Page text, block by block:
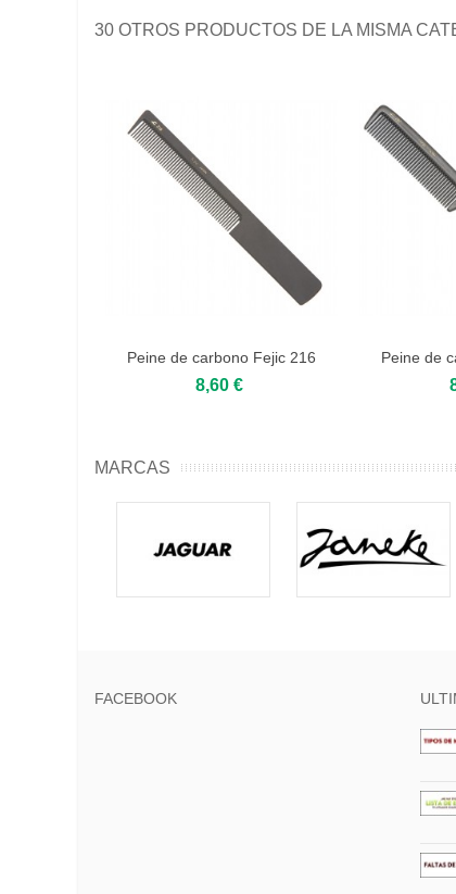
30 OTROS PRODUCTOS DE LA MISMA
Peine de carbono Fejic 216
8,60 €
Peine de
MARCAS
FACEBOOK